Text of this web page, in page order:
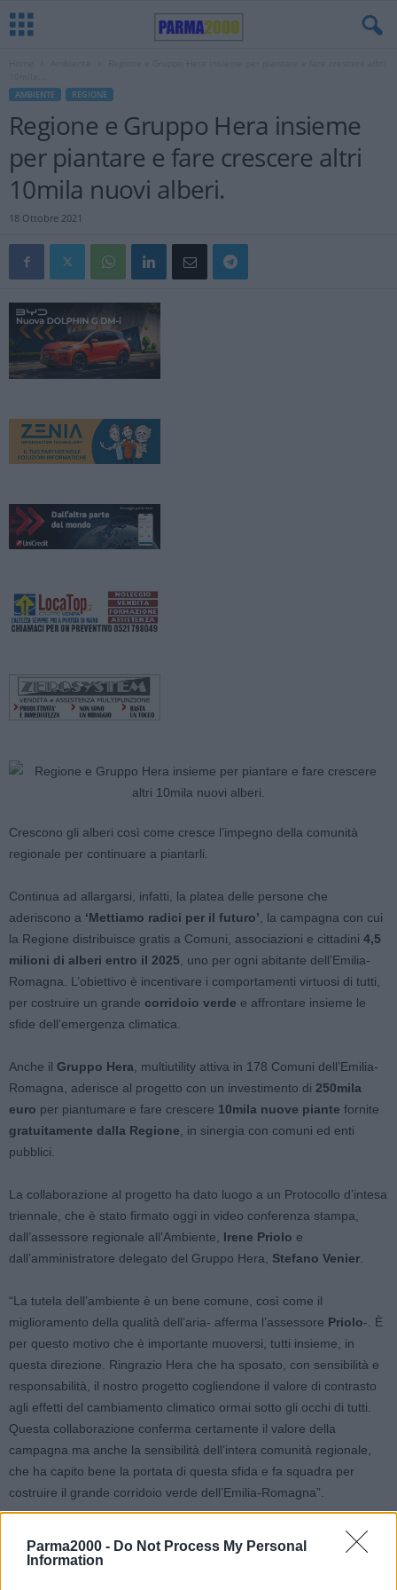
Parma2000 - Do Not Process My Personal
Information
AMBIENTE REGIONE
Regione e Gruppo Hera insieme
per piantare e fare crescere altri
10mila nuovi alberi.
18 Ottobre 2021
Crescono gli alberi così come cresce l’impegno della comunità
regionale per continuare a piantarli.
Continua ad allargarsi, infatti, la platea delle persone che
aderiscono a ‘Mettiamo radici per il futuro’ , la campagna con cui
la Regione distribuisce gratis a Comuni, associazioni e cittadini 4,5
milioni di alberi entro il 2025 , uno per ogni abitante dell’Emilia-
Romagna. L’obiettivo è incentivare i comportamenti virtuosi di tutti,
per costruire un grande corridoio verde e affrontare insieme le
sfide dell’emergenza climatica.
Anche il Gruppo Hera , multiutility attiva in 178 Comuni dell’Emilia-
Romagna, aderisce al progetto con un investimento di 250mila
euro per piantumare e fare crescere 10mila nuove piante fornite
gratuitamente dalla Regione , in sinergia con comuni ed enti
pubblici.
La collaborazione al progetto ha dato luogo a un Protocollo d’intesa
triennale, che è stato firmato oggi in video conferenza stampa,
dall’assessore regionale all’Ambiente, Irene Priolo e
dall’amministratore delegato del Gruppo Hera, Stefano Venier
“La tutela dell’ambiente è un bene comune, così come il
miglioramento della qualità dell’aria- afferma l’assessore Priolo-. È
per questo motivo che è importante muoversi, tutti insieme, in
questa direzione. Ringrazio Hera che ha sposato, con sensibilità e
responsabilità, il nostro progetto cogliendone il valore di contrasto
agli effetti del cambiamento climatico ormai sotto gli occhi di tutti.
Questa collaborazione conferma certamente il valore della
campagna ma anche la sensibilità dell’intera comunità regionale,
che ha capito bene la portata di questa sfida e fa squadra per
costruire il grande corridoio verde dell’Emilia-Romagna”.
“L’emergenza climatica è una priorità a livello globale e una sfida
che si vince solo insieme- aggiunge
Venier